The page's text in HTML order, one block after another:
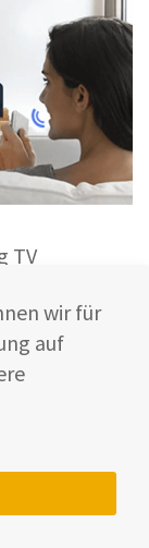
TV
von Bixby
sich der
einschaltet.
Schritt für
wir für
auf